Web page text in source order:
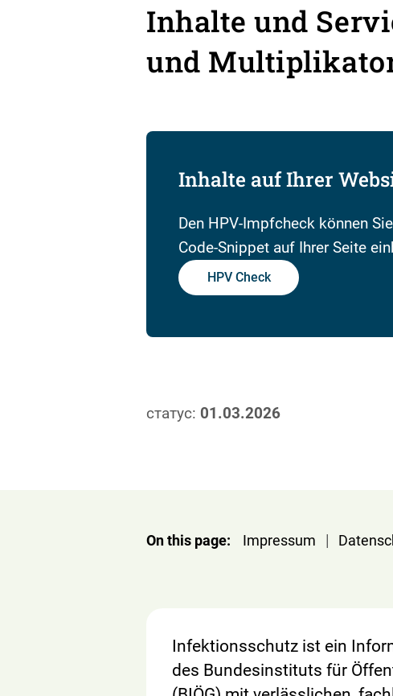
Inhalte und
und
Inhalte auf Ihrer
Den HPV-Impfcheck können
Code-Snippet auf Ihrer Seite
HPV Check
статус: 01.03.2026
On this page: Impressum |
Infektionsschutz ist ein
des Bundesinstituts für